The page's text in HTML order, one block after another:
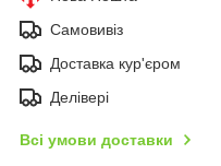
Самовивіз
Доставка кур'єром
Делівері
Всі умови доставки